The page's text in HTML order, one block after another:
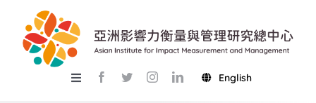
content
Toggle
English